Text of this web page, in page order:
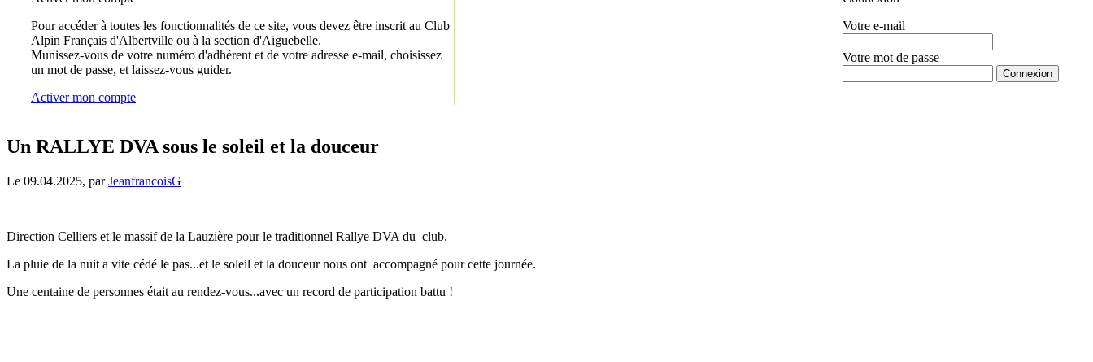
Pour accéder à toutes les fonctionnalités de ce site, vous devez être inscrit au Club
Alpin Français d'Albertville ou à la section d'Aiguebelle.
Munissez-vous de votre numéro d'adhérent et de votre adresse e-mail, choisissez
un mot de passe, et laissez-vous guider.
Activer mon compte
Votre e-mail
Votre mot de passe
Un RALLYE DVA sous le soleil et la douceur
Le 09.04.2025, parJeanfrancoisG
Direction Celliers et le massif de la Lauzière pour le traditionnel Rallye DVA du club.
La pluie de la nuit a vite cédé le pas...et le soleil et la douceur nous ont accompagné pour cette journée.
Une centaine de personnes était au rendez-vous...avec un record de participation battu !